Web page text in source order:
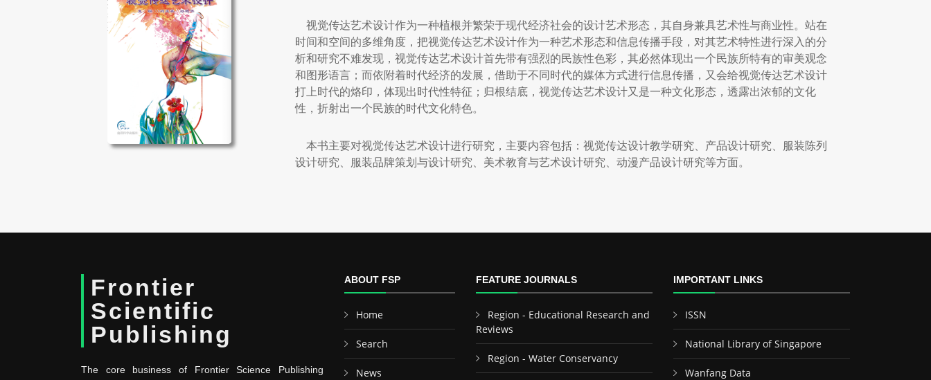
视觉传达艺术设计作为一种植根并繁荣于现代经济社会的设计艺术形态，其自身兼具艺术性与商业性。站在
时间和空间的多维角度，把视觉传达艺术设计作为一种艺术形态和信息传播手段，对其艺术特性进行深入的分
析和研究不难发现，视觉传达艺术设计首先带有强烈的民族性色彩，其必然体现出一个民族所特有的审美观念
和图形语言；而依附着时代经济的发展，借助于不同时代的媒体方式进行信息传播，又会给视觉传达艺术设计
打上时代的烙印，体现出时代性特征；归根结底，视觉传达艺术设计又是一种文化形态，透露出浓郁的文化
性，折射出一个民族的时代文化特色。
本书主要对视觉传达艺术设计进行研究，主要内容包括：视觉传达设计教学研究、产品设计研究、服装陈列
设计研究、服装品牌策划与设计研究、美术教育与艺术设计研究、动漫产品设计研究等方面。
Frontier
Scientific
Publishing
The core business of Frontier Science Publishing
ABOUT FSP
Home
Search
News
FEATURE JOURNALS
Region - Educational Research and
Reviews
Region - Water Conservancy
IMPORTANT LINKS
ISSN
National Library of Singapore
Wanfang Data